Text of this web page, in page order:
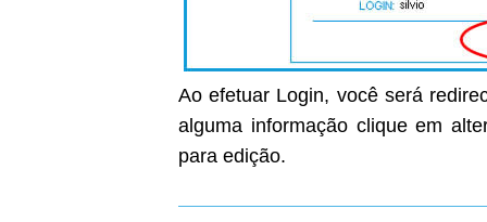
Ao efetuar Login, você será
alguma informação clique em
para edição.